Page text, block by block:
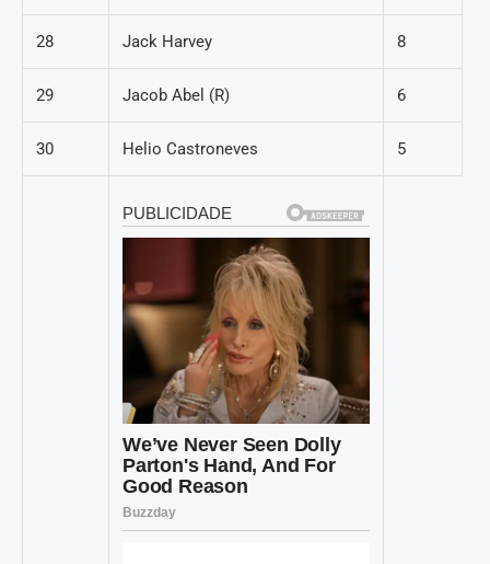
28 Jack Harvey 8
29 Jacob Abel (R) 6
30 Helio Castroneves 5